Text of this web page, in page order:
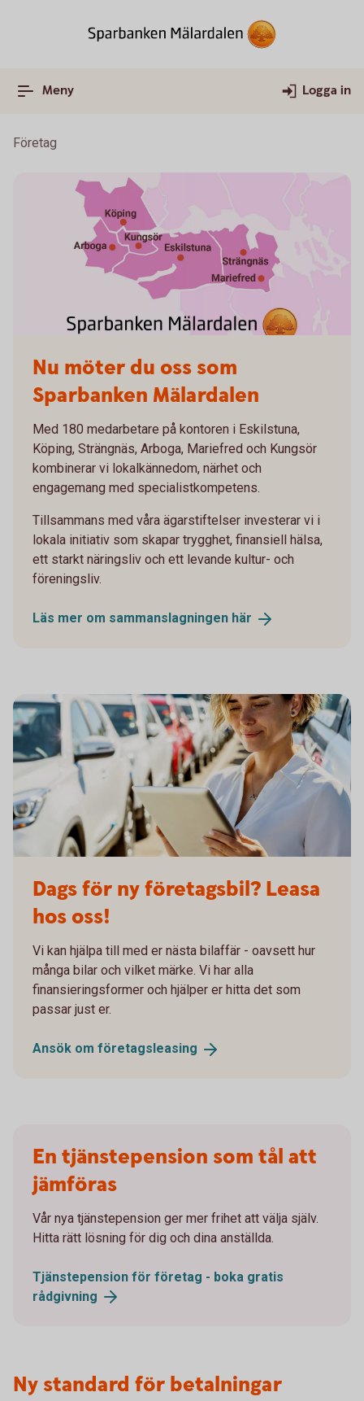
Meny Logga in
Företag
Nu möter du oss som
Sparbanken Mälardalen
Med 180 medarbetare på kontoren i Eskilstuna,
Köping, Strängnäs, Arboga, Mariefred och Kungsör
kombinerar vi lokalkännedom, närhet och
engagemang med specialistkompetens.
Tillsammans med våra ägarstiftelser investerar vi i
lokala initiativ som skapar trygghet, finansiell hälsa,
ett starkt näringsliv och ett levande kultur- och
föreningsliv.
Läs mer om sammanslagningen här
Dags för ny företagsbil? Leasa
hos oss!
Vi kan hjälpa till med er nästa bilaffär - oavsett hur
många bilar och vilket märke. Vi har alla
finansieringsformer och hjälper er hitta det som
passar just er.
Ansök om företagsleasing
En tjänstepension som tål att
jämföras
Vår nya tjänstepension ger mer frihet att välja själv.
Hitta rätt lösning för dig och dina anställda.
Tjänstepension för företag - boka gratis
rådgivning
Ny standard för betalningar